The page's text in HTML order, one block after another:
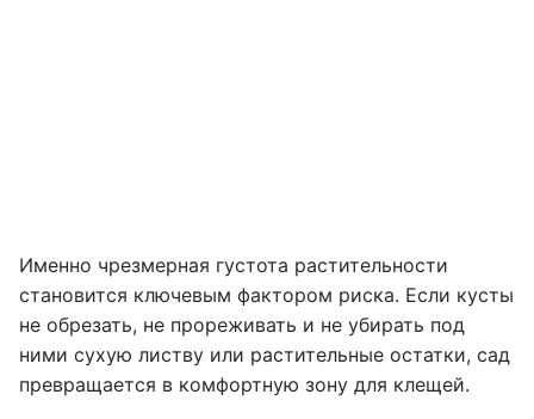
Именно чрезмерная густота растительности
становится ключевым фактором риска. Если кусты
не обрезать, не прореживать и не убирать под
ними сухую листву или растительные остатки, сад
превращается в комфортную зону для клещей.